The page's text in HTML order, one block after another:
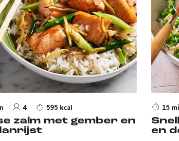
4 595 kcal
zalm met gember en
15
en